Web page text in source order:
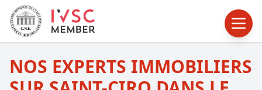
NOS EXPERTS IMMOBILIERS